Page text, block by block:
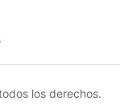
los derechos.